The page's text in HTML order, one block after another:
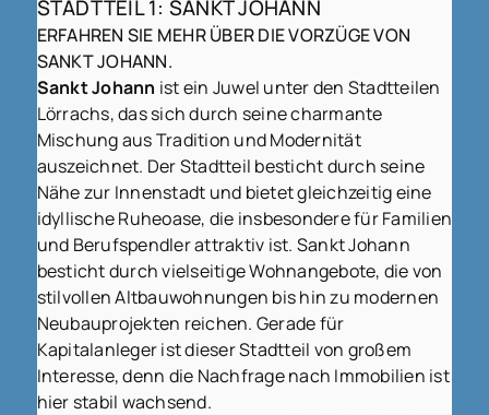
STADTTEIL 1: SANKT JOHANN
ERFAHREN SIE MEHR ÜBER DIE VORZÜGE VON
SANKT JOHANN.
Sankt Johann ist ein Juwel unter den Stadtteilen
Lörrachs, das sich durch seine charmante
Mischung aus Tradition und Modernität
auszeichnet. Der Stadtteil besticht durch seine
Nähe zur Innenstadt und bietet gleichzeitig eine
idyllische Ruheoase, die insbesondere für Familien
und Berufspendler attraktiv ist. Sankt Johann
besticht durch vielseitige Wohnangebote, die von
stilvollen Altbauwohnungen bis hin zu modernen
Neubauprojekten reichen. Gerade für
Kapitalanleger ist dieser Stadtteil von großem
Interesse, denn die Nachfrage nach Immobilien ist
hier stabil wachsend.